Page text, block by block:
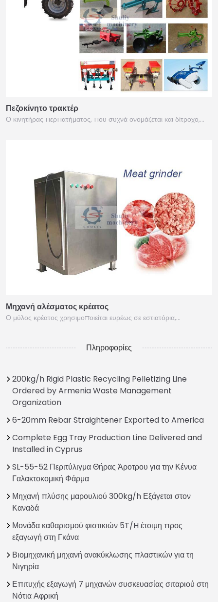
Πεζοκίνητο τρακτέρ
Ο κινητήρας περπατήματος, που συχνά ονομάζεται και δίτροχο,...
Μηχανή αλέσματος κρέατος
Ο μύλος κρέατος χρησιμοποιείται ευρέως σε εστιατόρια,…
Πληροφορίες
200kg/h Rigid Plastic Recycling Pelletizing Line
Ordered by Armenia Waste Management
Organization
6-20mm Rebar Straightener Exported to America
Complete Egg Tray Production Line Delivered and
Installed in Cyprus
SL-55-52 Περιτύλιγμα Θήρας Άροτρου για την Κένυα
Γαλακτοκομική Φάρμα
Μηχανή πλύσης μαρουλιού 300kg/h Εξάγεται στον
Καναδά
Μονάδα καθαρισμού φιστικιών 5T/H έτοιμη προς
εξαγωγή στη Γκάνα
Βιομηχανική μηχανή ανακύκλωσης πλαστικών για τη
Νιγηρία
Επιτυχής εξαγωγή 7 μηχανών συσκευασίας σιταριού στη
Νότια Αφρική